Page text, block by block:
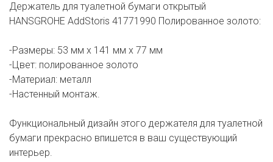
Держатель для туалетной бумаги открытый
HANSGROHE AddStoris 41771990 Полированное золото:
-Размеры: 53 мм х 141 мм х 77 мм
-Цвет: полированное золото
-Материал: металл
-Настенный монтаж.
Функциональный дизайн этого держателя для туалетной
бумаги прекрасно впишется в ваш существующий
интерьер.